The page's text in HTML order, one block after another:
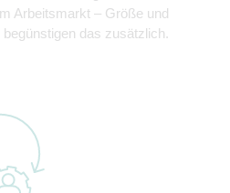
Arbeitsmarkt – Größe und
das zusätzlich.